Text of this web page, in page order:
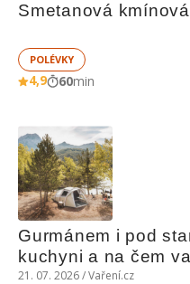
Smetanová
POLÉVKY
4,9 60min
Gurmánem i pod
kuchyni a na čem
21. 07. 2026 / Vaření.cz